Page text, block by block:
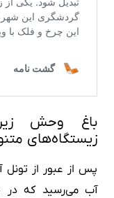
باغ وحش
زیستگاه‌های
پس از عبور از تونل
آب می‌رسید که در